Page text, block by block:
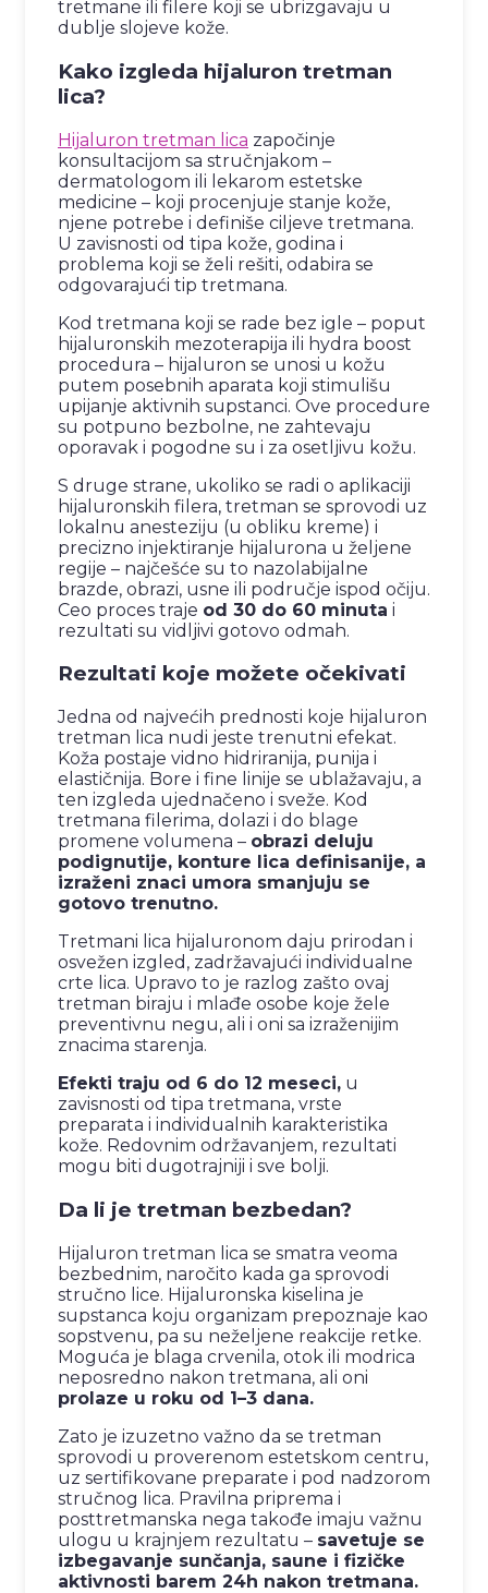
tretmane ili filere koji se ubrizgavaju u
dublje slojeve kože.
Kako izgleda hijaluron tretman
lica?
Hijaluron tretman lica započinje
konsultacijom sa stručnjakom –
dermatologom ili lekarom estetske
medicine – koji procenjuje stanje kože,
njene potrebe i definiše ciljeve tretmana.
U zavisnosti od tipa kože, godina i
problema koji se želi rešiti, odabira se
odgovarajući tip tretmana.
Kod tretmana koji se rade bez igle – poput
hijaluronskih mezoterapija ili hydra boost
procedura – hijaluron se unosi u kožu
putem posebnih aparata koji stimulišu
upijanje aktivnih supstanci. Ove procedure
su potpuno bezbolne, ne zahtevaju
oporavak i pogodne su i za osetljivu kožu.
S druge strane, ukoliko se radi o aplikaciji
hijaluronskih filera, tretman se sprovodi uz
lokalnu anesteziju (u obliku kreme) i
precizno injektiranje hijalurona u željene
regije – najčešće su to nazolabijalne
brazde, obrazi, usne ili područje ispod očiju.
Ceo proces traje od 30 do 60 minuta i
rezultati su vidljivi gotovo odmah.
Rezultati koje možete očekivati
Jedna od najvećih prednosti koje hijaluron
tretman lica nudi jeste trenutni efekat.
Koža postaje vidno hidriranija, punija i
elastičnija. Bore i fine linije se ublažavaju, a
ten izgleda ujednačeno i sveže. Kod
tretmana filerima, dolazi i do blage
promene volumena – obrazi deluju
podignutije, konture lica definisanije, a
izraženi znaci umora smanjuju se
gotovo trenutno.
Tretmani lica hijaluronom daju prirodan i
osvežen izgled, zadržavajući individualne
crte lica. Upravo to je razlog zašto ovaj
tretman biraju i mlađe osobe koje žele
preventivnu negu, ali i oni sa izraženijim
znacima starenja.
Efekti traju od 6 do 12 meseci, u
zavisnosti od tipa tretmana, vrste
preparata i individualnih karakteristika
kože. Redovnim održavanjem, rezultati
mogu biti dugotrajniji i sve bolji.
Da li je tretman bezbedan?
Hijaluron tretman lica se smatra veoma
bezbednim, naročito kada ga sprovodi
stručno lice. Hijaluronska kiselina je
supstanca koju organizam prepoznaje kao
sopstvenu, pa su neželjene reakcije retke.
Moguća je blaga crvenila, otok ili modrica
neposredno nakon tretmana, ali oni
prolaze u roku od 1–3 dana.
Zato je izuzetno važno da se tretman
sprovodi u proverenom estetskom centru,
uz sertifikovane preparate i pod nadzorom
stručnog lica. Pravilna priprema i
posttretmanska nega takođe imaju važnu
ulogu u krajnjem rezultatu – savetuje se
izbegavanje sunčanja, saune i fizičke
aktivnosti barem 24h nakon tretmana.